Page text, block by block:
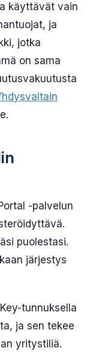
käyttävät vain
ja
jotka
on sama
-palvelun
puolestasi.
järjestys
tunnuksella
ja sen tekee
yritystiliä.